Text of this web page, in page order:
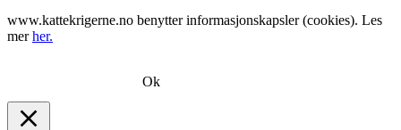
www.kattekrigerne.no benytter informasjonskapsler (cookies). Les
merher.
Ok